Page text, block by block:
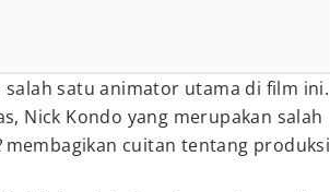
satu animator utama di film ini.
Nick Kondo yang merupakan salah
membagikan cuitan tentang produksi